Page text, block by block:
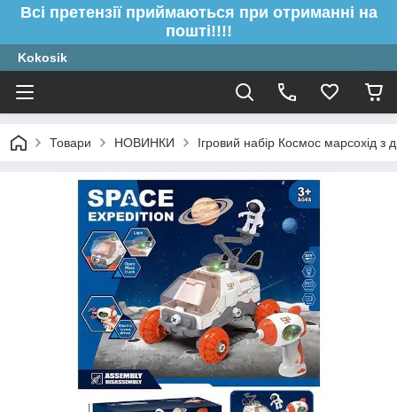
Всі претензії приймаються при отриманні на
пошті!!!!
Kokosik
Товари НОВИНКИ Ігровий набір Космос марсохід